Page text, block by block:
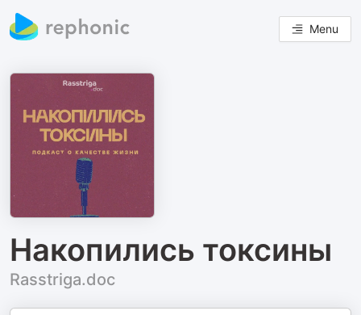
Menu
Накопились токсины
Rasstriga.doc